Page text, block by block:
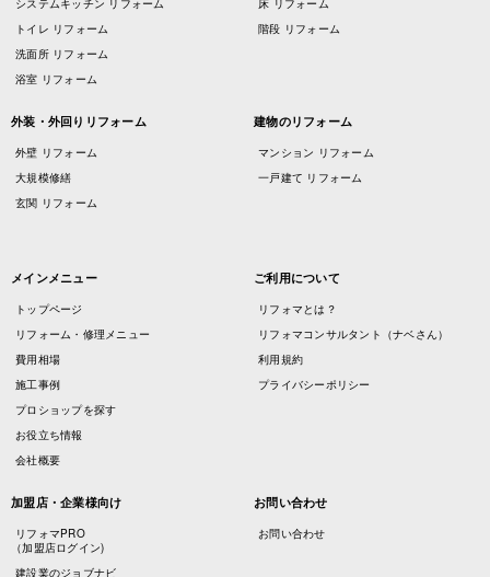
システムキッチン リフォーム
トイレ リフォーム
洗面所 リフォーム
浴室 リフォーム
床 リフォーム
階段 リフォーム
外装・外回りリフォーム
外壁 リフォーム
大規模修繕
玄関 リフォーム
建物のリフォーム
マンション リフォーム
一戸建て リフォーム
メインメニュー
トップページ
リフォーム・修理メニュー
費用相場
施工事例
プロショップを探す
お役立ち情報
会社概要
ご利用について
リフォマとは？
リフォマコンサルタント（ナベさん）
利用規約
プライバシーポリシー
加盟店・企業様向け
リフォマPRO
（加盟店ログイン)
建設業のジョブナビ
お問い合わせ
お問い合わせ